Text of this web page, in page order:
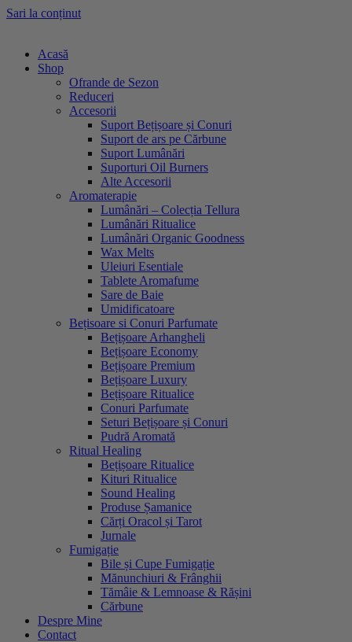
Sari la conținut
Acasă
Shop
Ofrande de Sezon
Reduceri
Accesorii
Suport Bețișoare și Conuri
Suport de ars pe Cărbune
Suport Lumânări
Suporturi Oil Burners
Alte Accesorii
Aromaterapie
Lumânări – Colecția Tellura
Lumânări Ritualice
Lumânări Organic Goodness
Wax Melts
Uleiuri Esentiale
Tablete Aromafume
Sare de Baie
Umidificatoare
Bețisoare si Conuri Parfumate
Bețișoare Arhangheli
Bețișoare Economy
Bețișoare Premium
Bețișoare Luxury
Bețișoare Ritualice
Conuri Parfumate
Seturi Bețișoare și Conuri
Pudră Aromată
Ritual Healing
Bețișoare Ritualice
Kituri Ritualice
Sound Healing
Produse Șamanice
Cărți Oracol și Tarot
Jurnale
Fumigație
Bile și Cupe Fumigație
Mănunchiuri & Frânghii
Tămâie & Lemnoase & Rășini
Cărbune
Despre Mine
Contact